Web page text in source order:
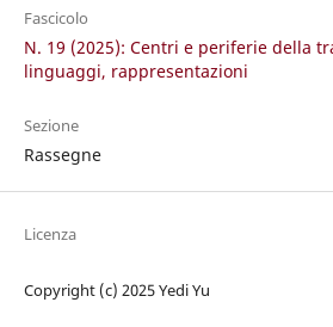
Fascicolo
N. 19 (2025): Centri e periferie della
linguaggi, rappresentazioni
Sezione
Rassegne
Licenza
Copyright (c) 2025 Yedi Yu